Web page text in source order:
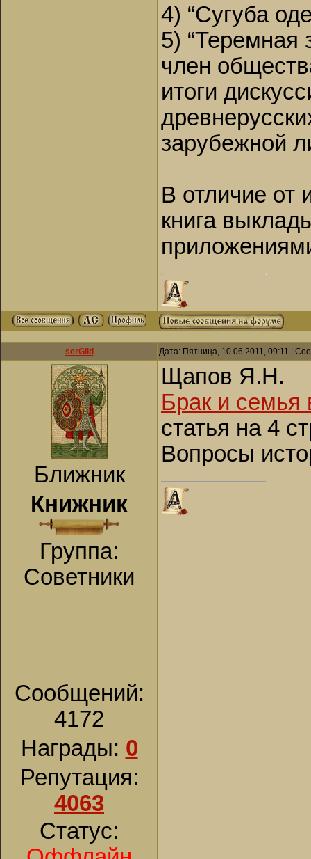
4) “Сугуба
5) “Теремная
член
итоги
зарубежной
В отличие от
книга
serGild Дата: Пятница, 10.06.2011, 09:11 |
Ближник
Книжник
Группа:
Советники
Сообщений:
4172
Награды: 0
Репутация:
4063
Статус:
Щапов Я.Н.
Брак и семья
статья на 4
Вопросы